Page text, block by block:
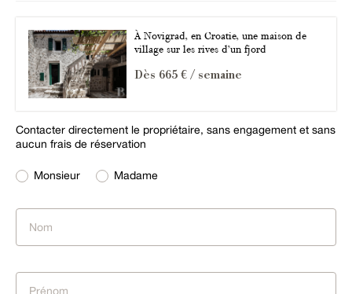
À Novigrad, en Croatie, une maison de
village sur les rives d’un fjord
Dès 665 € / semaine
Contacter directement le propriétaire, sans engagement et sans
aucun frais de réservation
Monsieur Madame